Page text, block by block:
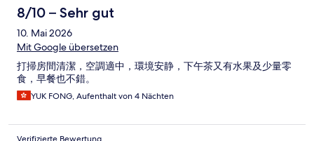
8/10 – Sehr gut
10. Mai 2026
Mit Google übersetzen
打掃房間清潔，空調適中，環境安静，下午茶又有水果及少量零
食，早餐也不錯。
YUK FONG, Aufenthalt von 4 Nächten